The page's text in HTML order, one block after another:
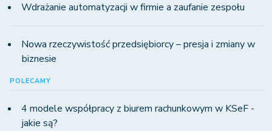
Wdrażanie automatyzacji w firmie a zaufanie zespołu
Nowa rzeczywistość przedsiębiorcy – presja i zmiany w
biznesie
POLECAMY
4 modele współpracy z biurem rachunkowym w KSeF -
jakie są?